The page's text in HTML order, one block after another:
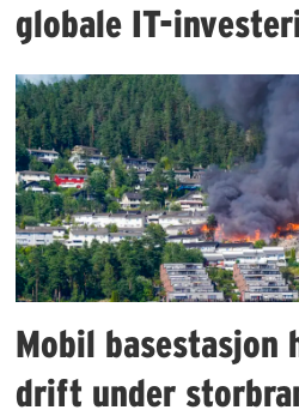
globale IT-
Mobil basestasjon
drift under